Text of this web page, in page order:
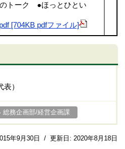
トーク ●ほっとひとい
[704KB pdfファイル]
）
総務企画部/経営企画課
年9月30日 / 更新日: 2020年8月18日